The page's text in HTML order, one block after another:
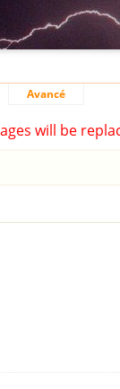
Avancé
will be